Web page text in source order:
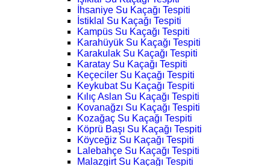
İhsaniye Su Kaçağı Tespiti
İstiklal Su Kaçağı Tespiti
Kampüs Su Kaçağı Tespiti
Karahüyük Su Kaçağı Tespiti
Karakulak Su Kaçağı Tespiti
Karatay Su Kaçağı Tespiti
Keçeciler Su Kaçağı Tespiti
Keykubat Su Kaçağı Tespiti
Kılıç Aslan Su Kaçağı Tespiti
Kovanağzı Su Kaçağı Tespiti
Kozağaç Su Kaçağı Tespiti
Köprü Başı Su Kaçağı Tespiti
Köyceğiz Su Kaçağı Tespiti
Lalebahçe Su Kaçağı Tespiti
Malazgirt Su Kaçağı Tespiti